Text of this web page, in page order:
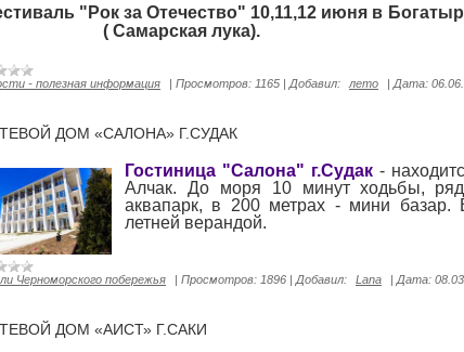
"Рок за Отечество" 10,11,12 июня
лука).
- полезная информация | Просмотров: 1165 | Добавил: лето | Дата:
ДОМ «САЛОНА» Г.СУДАК
Гостиница "Салона" г.Судак-
Алчак. До моря 10 минут ходьбы,
аквапарк, в 200 метрах - мини базар.
летней верандой.
Черноморского побережья | Просмотров: 1896 | Добавил: Lana | Дата:
ДОМ «АИСТ» Г.САКИ